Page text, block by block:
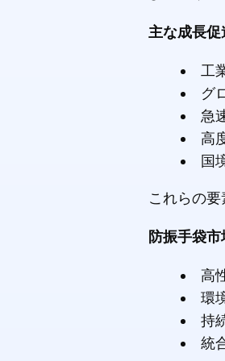
主な成長促
工
グ
急
高
国
これらの
防振手袋
高
環
持
統